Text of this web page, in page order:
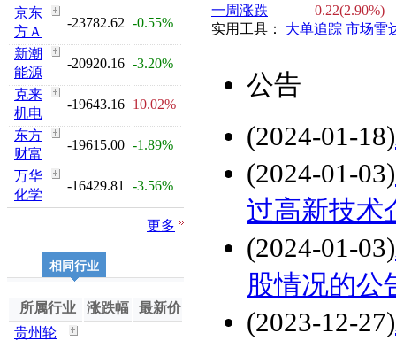
京东
方Ａ
-23782.62 -0.55%
新潮
能源
-20920.16 -3.20%
克来
机电
-19643.16 10.02%
东方
财富
-19615.00 -1.89%
万华
化学
-16429.81 -3.56%
更多
相同行业
所属行业 涨跌幅
最新价
贵州轮
一周涨跌
0.22(2.90%)
实用工具： 大单追踪 市场雷
公告
(2024-01-18)
(2024-01-03)
过高新技术
(2024-01-03)
股情况的公
(2023-12-27)